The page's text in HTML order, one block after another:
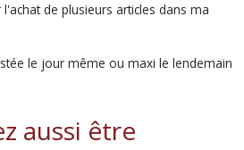
de plusieurs articles dans ma
le jour même ou maxi le lendemain
aussi être